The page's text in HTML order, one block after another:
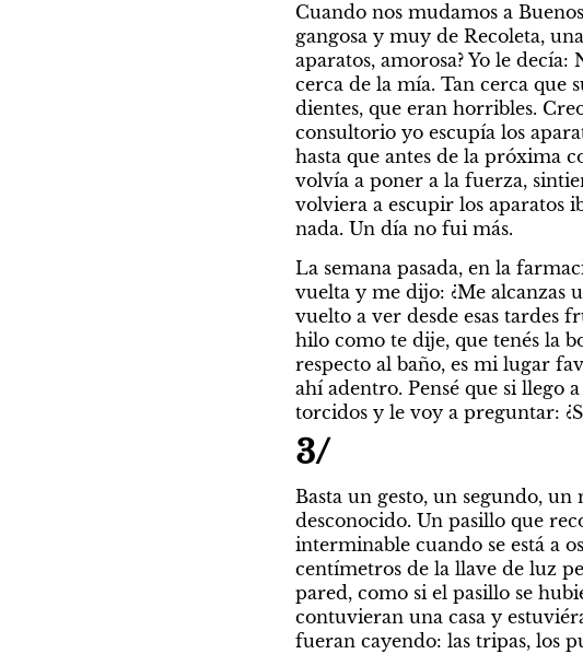
Cuando nos mudamos a
gangosa y muy de Recoleta,
aparatos, amorosa? Yo le
cerca de la mía. Tan cerca que
dientes, que eran horribles.
consultorio yo escupía los
hasta que antes de la próxima
volvía a poner a la fuerza,
volviera a escupir los aparatos
nada. Un día no fui más.
La semana pasada, en la
vuelta y me dijo: ¿Me alcanzas
vuelto a ver desde esas tardes
hilo como te dije, que tenés la
respecto al baño, es mi lugar
ahí adentro. Pensé que si llego
torcidos y le voy a preguntar:
3/
Basta un gesto, un segundo,
desconocido. Un pasillo que
interminable cuando se está a
centímetros de la llave de luz
pared, como si el pasillo se
contuvieran una casa y
fueran cayendo: las tripas, los